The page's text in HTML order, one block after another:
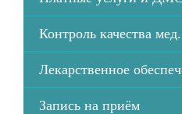
Контроль качества
Лекарственное
Запись на приём